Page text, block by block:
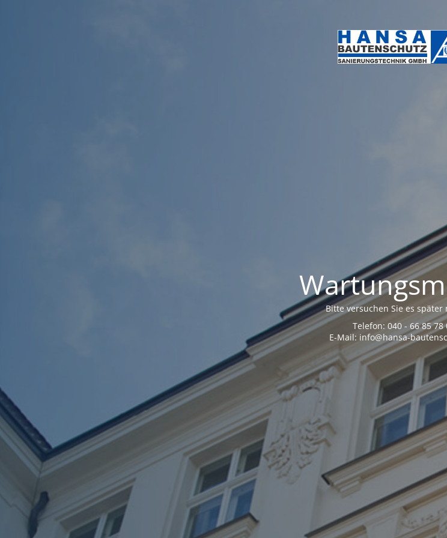
Bitte versuchen Sie es später
Telefon: 040 - 66 85 78
E-Mail: info@hansa-